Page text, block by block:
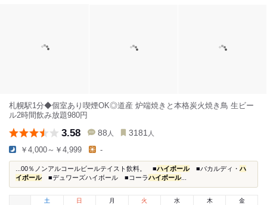
札幌駅1分◆個室あり喫煙OK◎道産 炉端焼きと本格炭火焼き鳥 生ビー
ル2時間飲み放題980円
3.58 88 人 3181 人
￥4,000～￥4,999 -
...00％ノンアルコールビールテイスト飲料。 ■ハイボール■バカルディ・ ハ
イボール■デュワーズハイボール ■コーラハイボール...
土
日 月 火 水 木 金